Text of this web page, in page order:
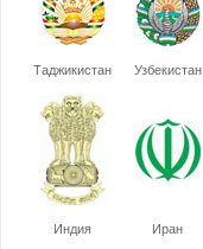
Таджикистан Узбекистан
Индия Иран